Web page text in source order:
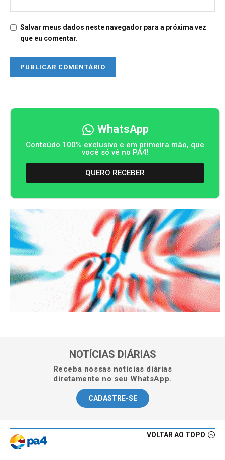
Salvar meus dados neste navegador para a próxima vez
que eu comentar.
WhatsApp
Conteúdo 100% exclusivo e em primeira mão, que
você só vê no PA4!
QUERO RECEBER
NOTÍCIAS DIÁRIAS
Receba nossas notícias diárias
diretamente no seu WhatsApp.
CADASTRE-SE
VOLTAR AO TOPO